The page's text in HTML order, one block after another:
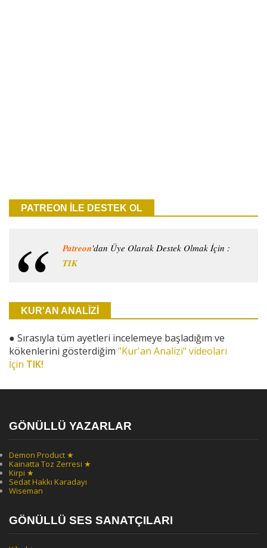
PATREON İLE DESTEK OL
Patreon'dan Üye Olarak Destek Olmak İçin :
TIK
KUR'AN ANALİZİ
● Sırasıyla tüm ayetleri incelemeye başladığım ve
kökenlerini gösterdiğim "Kur'an Analizi" videoları
İçin TIK!
GÖNÜLLÜ YAZARLAR
Demon Product ★
Kainatta Toz Zerresi ★
Kirpi ★
Sedat Hakkı Karadayı
Wiseman
GÖNÜLLÜ SES SANATÇILARI